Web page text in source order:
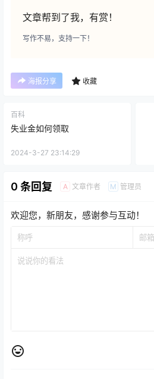
文章帮到了我，有赏！
写作不易，支持一下！
海报分享 收藏
百科
失业金如何领取
2024-3-27 23:14:29
0 条回复 A 文章作者 M 管理员
欢迎您，新朋友，感谢参与互动！